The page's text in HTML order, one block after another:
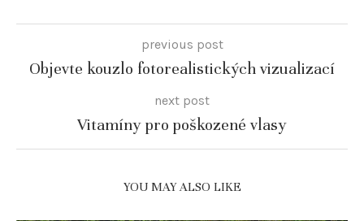
previous post
Objevte kouzlo fotorealistických vizualizací
next post
Vitamíny pro poškozené vlasy
YOU MAY ALSO LIKE